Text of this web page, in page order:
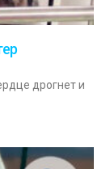
дрогнет и